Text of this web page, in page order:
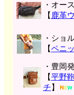
・オー
【 鹿革
・ショ
【ペニ
・豊岡
【平野
チ 】